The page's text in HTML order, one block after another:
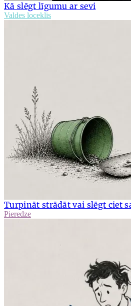
Kā slēgt līgumu ar sevi
Valdes loceklis
Turpināt strādāt vai slēgt ciet
Pieredze